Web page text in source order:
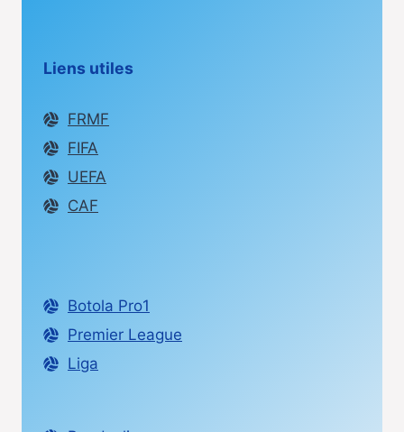
Liens utiles
FRMF
FIFA
UEFA
CAF
Botola Pro1
Premier League
Liga